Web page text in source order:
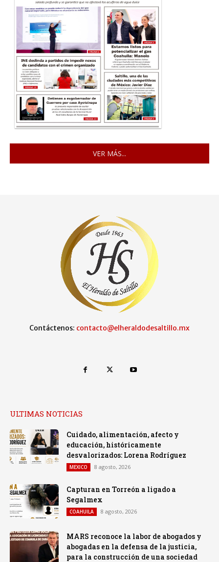
VER MÁS...
Contáctenos: contacto@elheraldodesaltillo.mx
ULTIMAS NOTICIAS
Cuidado, alimentación, afecto y
educación, históricamente
desvalorizados: Lorena Rodríguez
MEXICO 8 agosto, 2026
Capturan en Torreón a ligado a
Segalmex
COAHUILA 8 agosto, 2026
MARS reconoce la labor de abogados y
abogadas en la defensa de la justicia,
para la construcción de una sociedad